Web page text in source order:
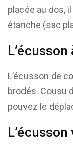
placée au dos,
étanche (sac
L’écusson de
brodés. Cousu
pouvez le